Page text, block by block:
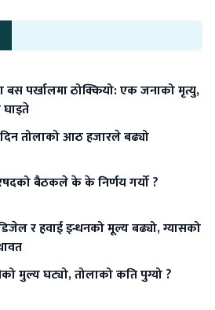
बस पर्खालमा ठोक्कियो: एक जनाको मृत्यु,
तोलाको आठ हजारले बढ्यो
बैठकले के के निर्णय गर्यो ?
र हवाई इन्धनको मूल्य बढ्यो, ग्यासको
मुल्य घट्यो, तोलाको कति पुग्यो ?